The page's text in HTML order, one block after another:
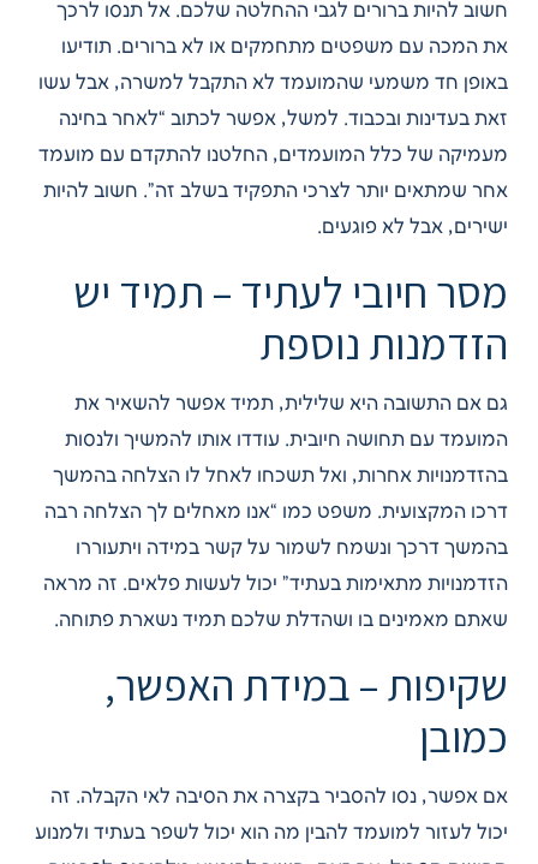
חשוב להיות ברורים לגבי ההחלטה שלכם. אל תנסו לרכך
את המכה עם משפטים מתחמקים או לא ברורים. תודיעו
באופן חד משמעי שהמועמד לא התקבל למשרה, אבל עשו
זאת בעדינות ובכבוד. למשל, אפשר לכתוב “לאחר בחינה
מעמיקה של כלל המועמדים, החלטנו להתקדם עם מועמד
אחר שמתאים יותר לצרכי התפקיד בשלב זה”. חשוב להיות
ישירים, אבל לא פוגעים.
מסר חיובי לעתיד – תמיד יש
הזדמנות נוספת
גם אם התשובה היא שלילית, תמיד אפשר להשאיר את
המועמד עם תחושה חיובית. עודדו אותו להמשיך ולנסות
בהזדמנויות אחרות, ואל תשכחו לאחל לו הצלחה בהמשך
דרכו המקצועית. משפט כמו “אנו מאחלים לך הצלחה רבה
בהמשך דרכך ונשמח לשמור על קשר במידה ויתעוררו
הזדמנויות מתאימות בעתיד” יכול לעשות פלאים. זה מראה
שאתם מאמינים בו ושהדלת שלכם תמיד נשארת פתוחה.
שקיפות – במידת האפשר,
כמובן
אם אפשר, נסו להסביר בקצרה את הסיבה לאי הקבלה. זה
יכול לעזור למועמד להבין מה הוא יכול לשפר בעתיד ולמנוע